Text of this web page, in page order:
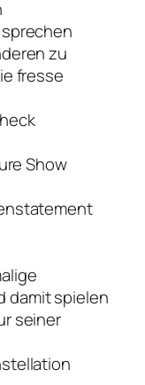
sprechen
zu
fresse
Show
damit spielen
seiner